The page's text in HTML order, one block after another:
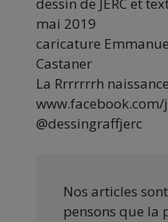
dessin de JERC et
mai 2019
caricature
Castaner
La Rrrrrrrh naissance
www.facebook.com/
@dessingraffjerc
Nos articles
pensons que la